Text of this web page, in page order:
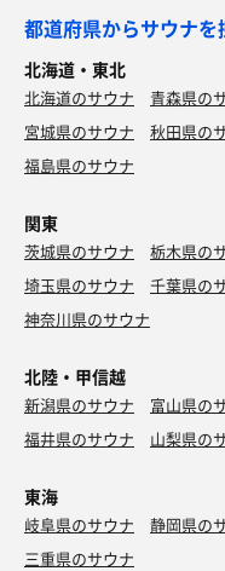
都道府県からサウナを
北海道・東北
北海道のサウナ 青森県の
宮城県のサウナ
秋田県の
福島県のサウナ
関東
茨城県のサウナ 栃木県の
埼玉県のサウナ
千葉県の
神奈川県のサウナ
北陸・甲信越
新潟県のサウナ 富山県の
福井県のサウナ
山梨県の
東海
岐阜県のサウナ 静岡県の
三重県のサウナ